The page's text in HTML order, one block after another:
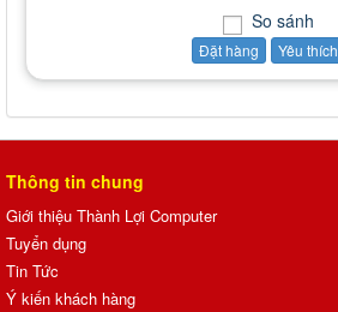
So sánh
Đặt hàng Yêu thích
Thông tin chung
Giới thiệu Thành Lợi Computer
Tuyển dụng
Tin Tức
Ý kiến khách hàng